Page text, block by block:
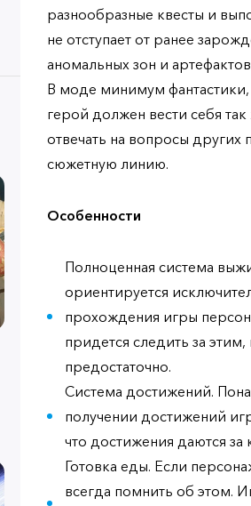
разнообразные квесты и
не отступает от ранее
аномальных зон и
В моде минимум фантастики,
герой должен вести себя
отвечать на вопросы
сюжетную линию.
Особенности
Полноценная система
ориентируется
прохождения игры
придется следить за
предостаточно.
Система достижений.
получении достижений
что достижения даются
Готовка еды. Если
всегда помнить об этом.